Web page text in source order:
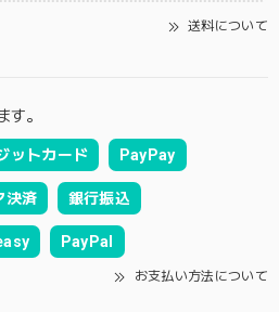
送料について
す。
ットカード PayPay
決済 銀行振込
PayPal
お支払い方法について